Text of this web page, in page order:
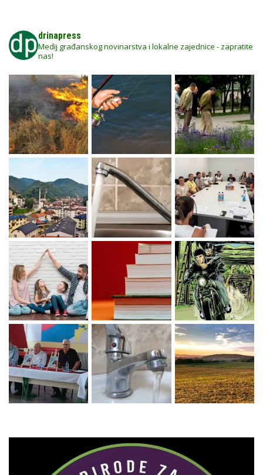
drinapress
Medij građanskog novinarstva i lokalne zajednice - zapratite
nas!